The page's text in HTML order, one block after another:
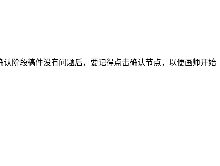
阶段稿件没有问题后，要记得点击确认节点，以便画师开始